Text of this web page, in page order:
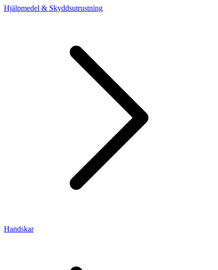
Hjälpmedel & Skyddsutrustning
Handskar